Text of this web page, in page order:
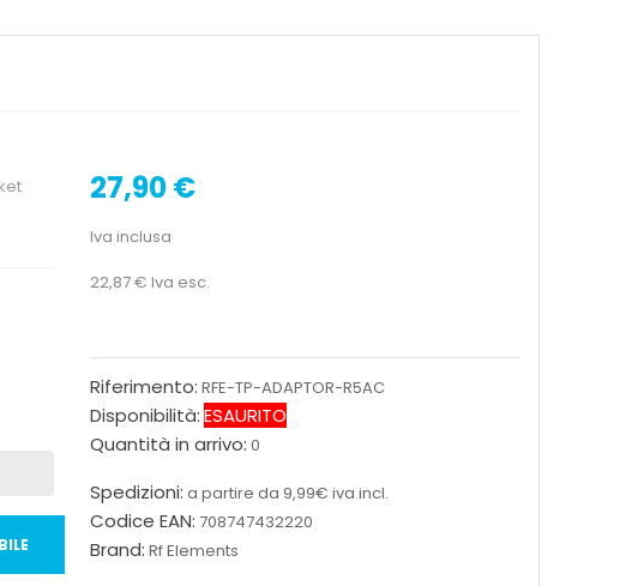
27,90 €
Iva inclusa
22,87 € Iva esc.
Riferimento: RFE-TP-ADAPTOR-R5AC
Disponibilità:ESAURITO
Quantità in arrivo: 0
Spedizioni: a partire da 9,99€ iva incl.
Codice EAN: 708747432220
Brand: Rf Elements